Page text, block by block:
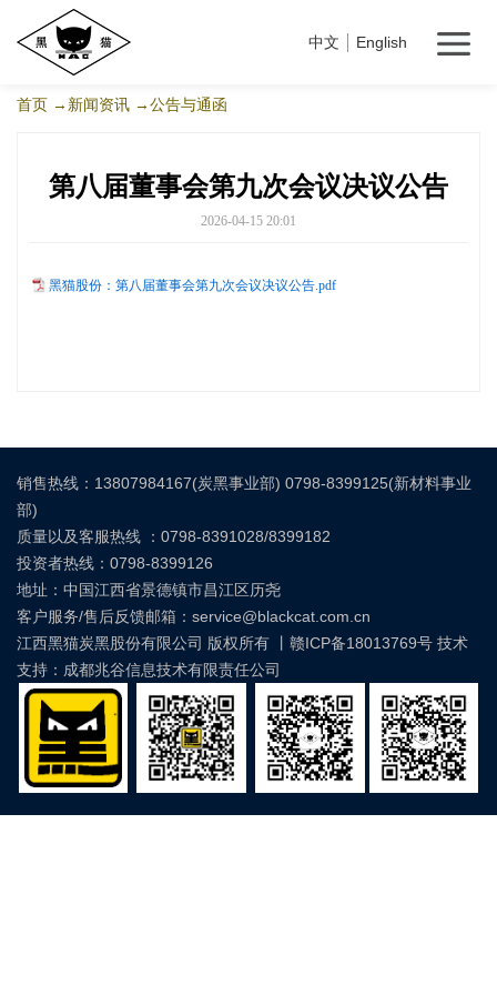
中文 English
首页 →新闻资讯 →公告与通函
第八届董事会第九次会议决议公告
2026-04-15 20:01
黑猫股份：第八届董事会第九次会议决议公告.pdf
销售热线：13807984167(炭黑事业部) 0798-8399125(新材料事业
部)
质量以及客服热线 ：0798-8391028/8399182
投资者热线：0798-8399126
地址：中国江西省景德镇市昌江区历尧
客户服务/售后反馈邮箱：service@blackcat.com.cn
江西黑猫炭黑股份有限公司 版权所有 丨 赣ICP备18013769号 技术
支持：成都兆谷信息技术有限责任公司